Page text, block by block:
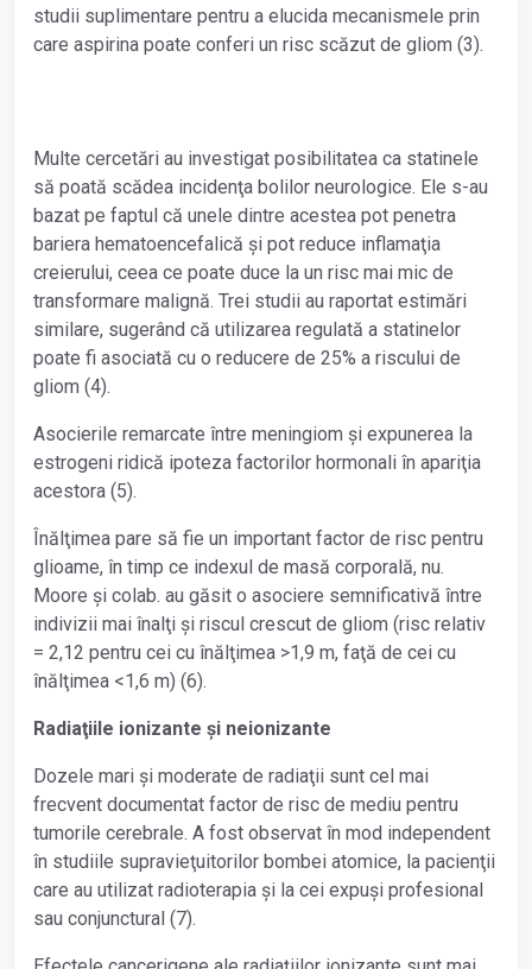
studii suplimentare pentru a elucida mecanismele prin
care aspirina poate conferi un risc scăzut de gliom (3).
Multe cercetări au investigat posibilitatea ca statinele
să poată scădea incidenţa bolilor neurologice. Ele s-au
bazat pe faptul că unele dintre acestea pot penetra
bariera hematoencefalică și pot reduce inflamaţia
creierului, ceea ce poate duce la un risc mai mic de
transformare malignă. Trei studii au raportat estimări
similare, sugerând că utilizarea regulată a statinelor
poate fi asociată cu o reducere de 25% a riscului de
gliom (4).
Asocierile remarcate între meningiom și expunerea la
estrogeni ridică ipoteza factorilor hormonali în apariţia
acestora (5).
Înălţimea pare să fie un important factor de risc pentru
glioame, în timp ce indexul de masă corporală, nu.
Moore și colab. au găsit o asociere semnificativă între
indivizii mai înalţi și riscul crescut de gliom (risc relativ
= 2,12 pentru cei cu înălţimea >1,9 m, faţă de cei cu
înălţimea <1,6 m) (6).
Radiaţiile ionizante și neionizante
Dozele mari și moderate de radiaţii sunt cel mai
frecvent documentat factor de risc de mediu pentru
tumorile cerebrale. A fost observat în mod independent
în studiile supravieţuitorilor bombei atomice, la pacienţii
care au utilizat radioterapia și la cei expuși profesional
sau conjunctural (7).